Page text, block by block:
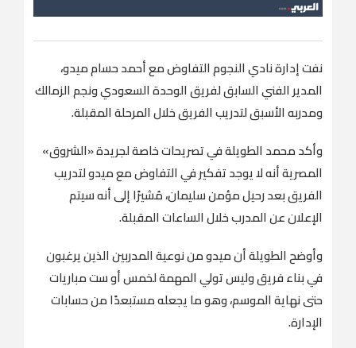
نفت إدارة نادي النجوم التفاوض مع أحمد حسام ميدو،
المدير الفني السابق لفريق الوحدة السعودي ونجم الزمالك
ومدربه الأسبق لتدريب الفريق خلال المرحلة المقبلة.
وأكد محمد الطويلة في تصريحات خاصة لجريدة «الشروق»
المصرية أنه لا يوجد تفكير في التفاوض مع ميدو لتدريب
الفريق بعد رحيل مؤمن سليمان، مُشيرًا إلى أنه سيتم
الإعلان عن المدرب خلال الساعات المقبلة.
وأوضح الطويلة أن ميدو من نوعية المدربين الذين يرغبون
في بناء فريق وليس تولي المهمة لخمس أو ست مباريات
حتى نهاية الموسم، وهو ما يجعله مستبعدًا من حسابات
الإدارة.